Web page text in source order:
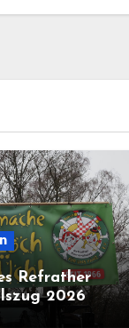
Refrather
2026